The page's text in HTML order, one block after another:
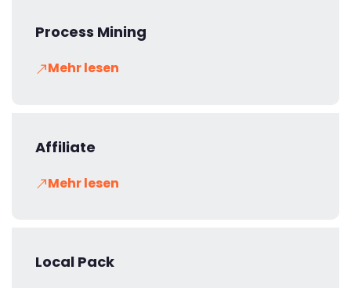
Process Mining
Mehr lesen
Affiliate
Mehr lesen
Local Pack